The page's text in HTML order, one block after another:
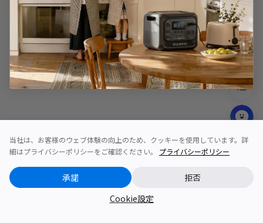
当社は、お客様のウェブ体験の向上のため、クッキーを使用しています。詳
細はプライバシーポリシーをご確認ください。 プライバシーポリシー
Cookie設定
承諾 拒否